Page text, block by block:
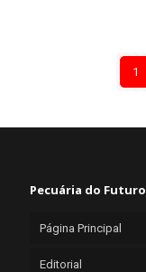
1
Pecuária do Futuro
Página Principal
Editorial